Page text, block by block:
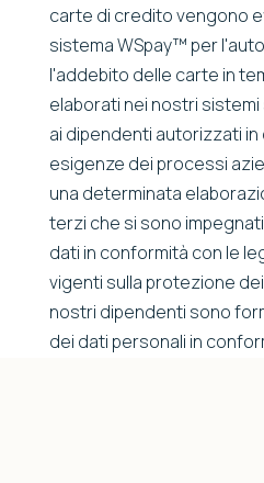
carte di credito vengono
sistema WSpay™ per
l'addebito delle carte in
elaborati nei nostri
ai dipendenti autorizzati
esigenze dei processi
una determinata
terzi che si sono
dati in conformità con le
vigenti sulla protezione
nostri dipendenti sono
dei dati personali in